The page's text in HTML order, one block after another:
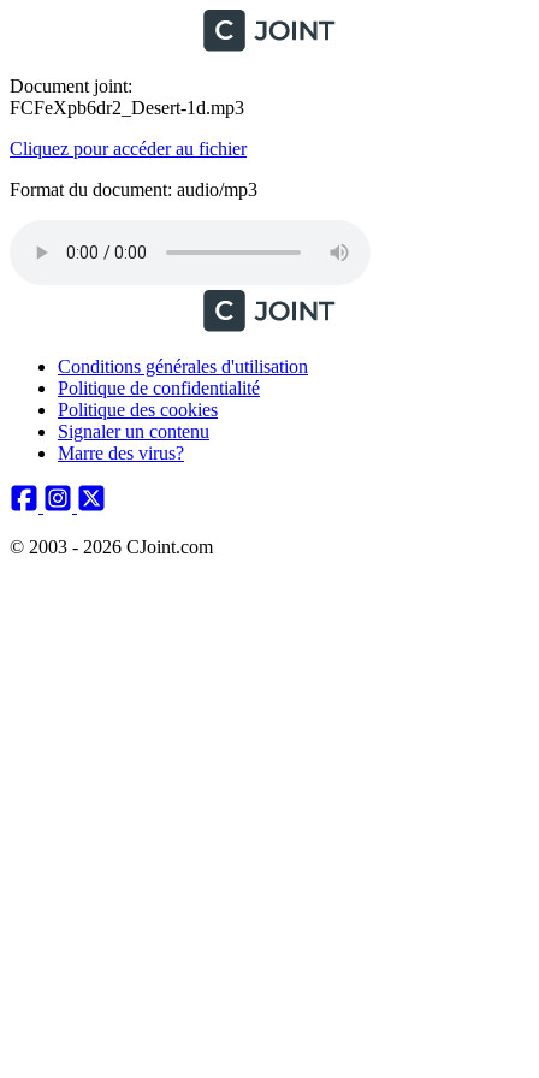
Document joint:
FCFeXpb6dr2_Desert-1d.mp3
Cliquez pour accéder au fichier
Format du document: audio/mp3
Conditions générales d'utilisation
Politique de confidentialité
Politique des cookies
Signaler un contenu
Marre des virus?
© 2003 - 2026 CJoint.com